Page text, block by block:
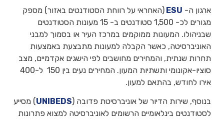
ארגון ה- ESU (האחראי על רווחת הסטודנטים באזור) מספק
מגורים לכ- 1,500 סטודנטים ב- 15 מעונות הסטודנטים
שבניהולו. המעונות ממוקמים במרכז העיר או בסמוך למבני
האוניברסיטה, כאשר הקבלה למעונות מתבצעת באמצעות
תחרות שנתית, והמחירים מחושבים לפי הישגים אקדמיים, מצב
סוציו-אקונומי ותשתיות המעון. המחירים נעים בין 150 ל-400
אירו לחודש, בהתאם למעון.
בנוסף, שירות הדיור של אוניברסיטת פדובה (UNIBEDS) מסייע
לסטודנטים בינלאומיים הרשומים לאוניברסיטה למצוא פתרונות